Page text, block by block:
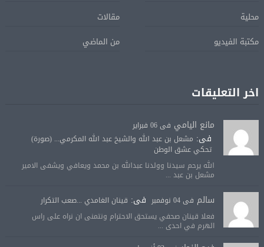
محلية
مقالات
مكتبة الفيديو
من الماضي
اخر التعليقات
مانع اليامي فى 06 فبراير
فى: مشعل بن عبد الله والشيخ عبد الله المكرمي... (صورة)
تحكي عشق الوطن
الله يرحم سيدنا وولدنا عبدالله بن محمد ويعافي ويشفى الامير
مشعل بن عبد ...
سالم فى 04 نوفمبر فى: قينان الغامدي ...صعب التكرار
فعلا قينان صحفي يستحق الاحترام ونتمنى ان نراه على راس
الهرم في احدى ...